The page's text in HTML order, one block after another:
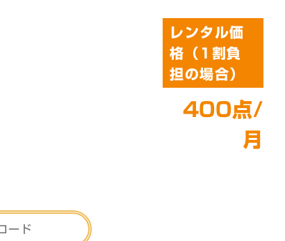
レンタル価
格（1割負
担の場合）
400点/
月
ード